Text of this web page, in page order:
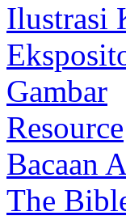
Ilustrasi
Gambar
Resource
Bacaan
The